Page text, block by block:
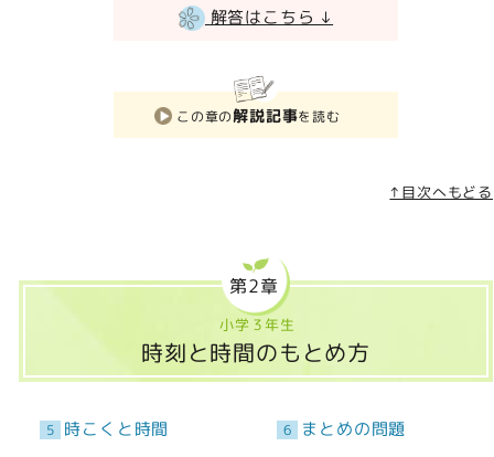
解答はこちら ↓
この章の解説記事を読む
↑目次へもどる
第2章
小学３年生
時刻と時間のもとめ方
5 時こくと時間 6 まとめの問題